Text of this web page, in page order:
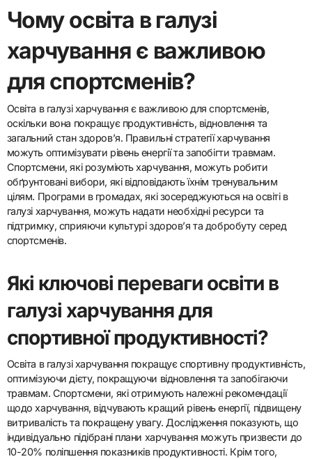
Чому освіта в галузі
харчування є важливою
для спортсменів?
Освіта в галузі харчування є важливою для спортсменів,
оскільки вона покращує продуктивність, відновлення та
загальний стан здоров’я. Правильні стратегії харчування
можуть оптимізувати рівень енергії та запобігти травмам.
Спортсмени, які розуміють харчування, можуть робити
обґрунтовані вибори, які відповідають їхнім тренувальним
цілям. Програми в громадах, які зосереджуються на освіті в
галузі харчування, можуть надати необхідні ресурси та
підтримку, сприяючи культурі здоров’я та добробуту серед
спортсменів.
Які ключові переваги освіти в
галузі харчування для
спортивної продуктивності?
Освіта в галузі харчування покращує спортивну продуктивність,
оптимізуючи дієту, покращуючи відновлення та запобігаючи
травмам. Спортсмени, які отримують належні рекомендації
щодо харчування, відчувають кращий рівень енергії, підвищену
витривалість та покращену увагу. Дослідження показують, що
індивідуально підібрані плани харчування можуть призвести до
10-20% поліпшення показників продуктивності. Крім того,